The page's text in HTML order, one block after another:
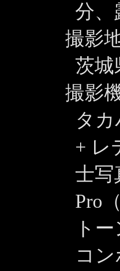
分、
撮影
茨城
撮影
タカ
+ レ
士写
Pro
ト
コ